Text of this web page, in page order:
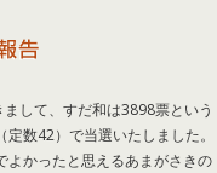
して、すだ和は3898票という
数42）で当選いたしました。
よかったと思えるあまがさきの